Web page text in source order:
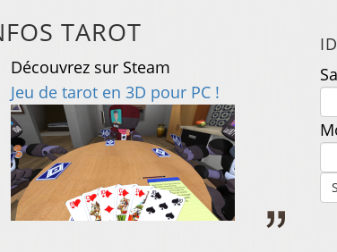
TAROT
Découvrez sur Steam
Jeu de tarot en 3D pour PC !